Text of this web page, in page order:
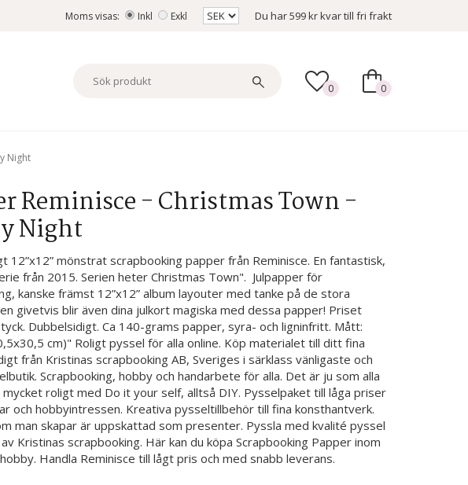
Moms visas: Inkl Exkl Du har599 krkvar till fri frakt
0 0
Night
Reminisce - Christmas Town -
Night
12”x12” mönstrat scrapbooking papper från Reminisce. En fantastisk,
från 2015. Serien heter Christmas Town". Julpapper för
kanske främst 12”x12” album layouter med tanke på de stora
givetvis blir även dina julkort magiska med dessa papper! Priset
Dubbelsidigt. Ca 140-grams papper, syra- och ligninfritt. Mått:
cm)" Roligt pyssel för alla online. Köp materialet till ditt fina
från Kristinas scrapbooking AB, Sveriges i särklass vänligaste och
Scrapbooking, hobby och handarbete för alla. Det är ju som alla
roligt med Do it your self, alltså DIY. Pysselpaket till låga priser
och hobbyintressen. Kreativa pysseltillbehör till fina konsthantverk.
man skapar är uppskattad som presenter. Pyssla med kvalité pyssel
Kristinas scrapbooking. Här kan du köpa Scrapbooking Papper inom
Handla Reminisce till lågt pris och med snabb leverans.